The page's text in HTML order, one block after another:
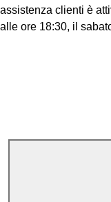
assistenza clienti è
alle ore 18:30, il